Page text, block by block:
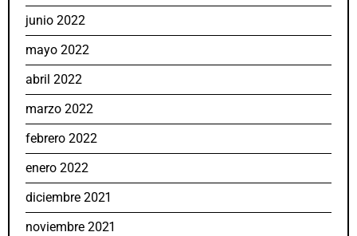
junio 2022
mayo 2022
abril 2022
marzo 2022
febrero 2022
enero 2022
diciembre 2021
noviembre 2021